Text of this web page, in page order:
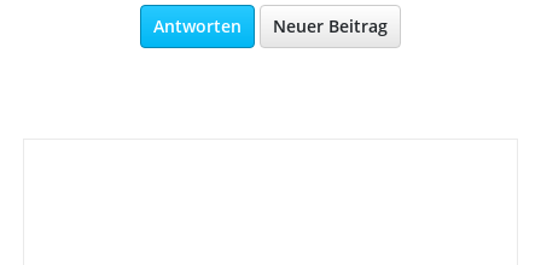
Antworten Neuer Beitrag